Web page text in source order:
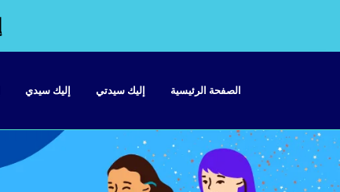
الصفحة الرئيسية إليك سيدتي إليك سيدي